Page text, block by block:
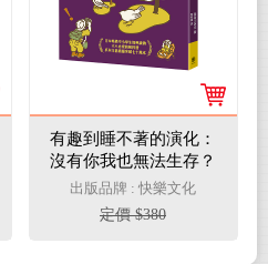
有趣到睡不著的演化：
沒有你我也無法生存？
出版品牌 : 快樂文化
定價 $380